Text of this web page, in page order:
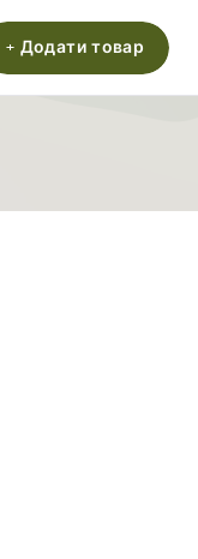
+ Додати товар